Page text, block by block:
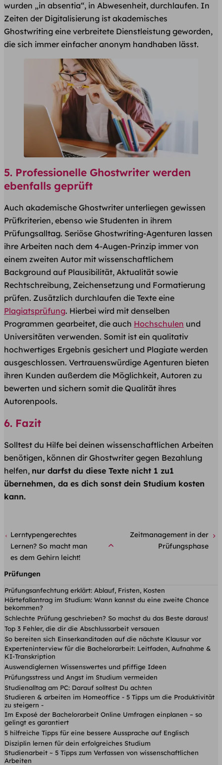
wurden „in absentia“, in Abwesenheit, durchlaufen. In
Zeiten der Digitalisierung ist akademisches
Ghostwriting eine verbreitete Dienstleistung geworden,
die sich immer einfacher anonym handhaben lässt.
5. Professionelle Ghostwriter werden
ebenfalls geprüft
Auch akademische Ghostwriter unterliegen gewissen
Prüfkriterien, ebenso wie Studenten in ihrem
Prüfungsalltag. Seriöse Ghostwriting-Agenturen lassen
ihre Arbeiten nach dem 4-Augen-Prinzip immer von
einem zweiten Autor mit wissenschaftlichem
Background auf Plausibilität, Aktualität sowie
Rechtschreibung, Zeichensetzung und Formatierung
prüfen. Zusätzlich durchlaufen die Texte eine
Plagiatsprüfung. Hierbei wird mit denselben
Programmen gearbeitet, die auch Hochschulen und
Universitäten verwenden. Somit ist ein qualitativ
hochwertiges Ergebnis gesichert und Plagiate werden
ausgeschlossen. Vertrauenswürdige Agenturen bieten
ihren Kunden außerdem die Möglichkeit, Autoren zu
bewerten und sichern somit die Qualität ihres
Autorenpools.
6. Fazit
Solltest du Hilfe bei deinen wissenschaftlichen Arbeiten
benötigen, können dir Ghostwriter gegen Bezahlung
helfen, nur darfst du diese Texte nicht 1 zu1
übernehmen, da es dich sonst dein Studium kosten
kann.
Lerntypengerechtes
Lernen? So macht man
es dem Gehirn leicht!
Zeitmanagement in der
Prüfungsphase
Prüfungen
Prüfungsanfechtung erklärt: Ablauf, Fristen, Kosten
Härtefallantrag im Studium: Wann kannst du eine zweite Chance
bekommen?
Schlechte Prüfung geschrieben? So machst du das Beste daraus!
Top 3 Fehler, die dir die Abschlussarbeit versauen
So bereiten sich Einserkanditaden auf die nächste Klausur vor
Experteninterview für die Bachelorarbeit: Leitfaden, Aufnahme &
KI-Transkription
Auswendiglernen Wissenswertes und pfiffige Ideen
Prüfungsstress und Angst im Studium vermeiden
Studienalltag am PC: Darauf solltest Du achten
Studieren & arbeiten im Homeoffice - 5 Tipps um die Produktivität
zu steigern -
Im Exposé der Bachelorarbeit Online Umfragen einplanen – so
gelingt es garantiert
5 hilfreiche Tipps für eine bessere Aussprache auf Englisch
Disziplin lernen für dein erfolgreiches Studium
Studienarbeit ~ 5 Tipps zum Verfassen von wissenschaftlichen
Arbeiten